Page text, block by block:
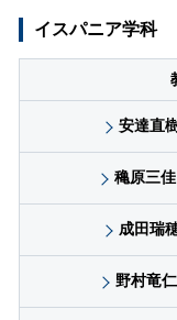
イスパニア学科
安達直
穐原三
成田瑞
野村竜